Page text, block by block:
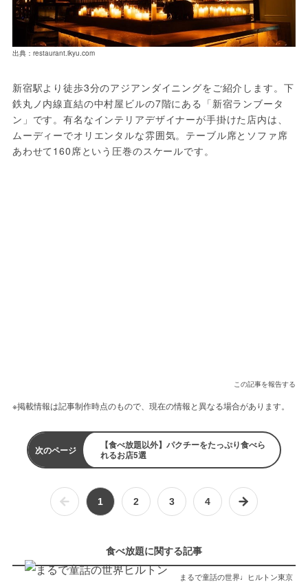
出典：restaurant.ikyu.com
新宿駅より徒歩3分のアジアンダイニングをご紹介します。下
鉄丸ノ内線直結の中村屋ビルの7階にある「新宿ランブータ
ン」です。有名なインテリアデザイナーが手掛けた店内は、
ムーディーでオリエンタルな雰囲気。テーブル席とソファ席
あわせて160席という圧巻のスケールです。
この記事を報告する
※掲載情報は記事制作時点のもので、現在の情報と異なる場合があります。
次のページ
【食べ放題以外】パクチーをたっぷり食べら
れるお店5選
1 2 3 4
食べ放題に関する記事
まるで童話の世界♩ヒルトン東京